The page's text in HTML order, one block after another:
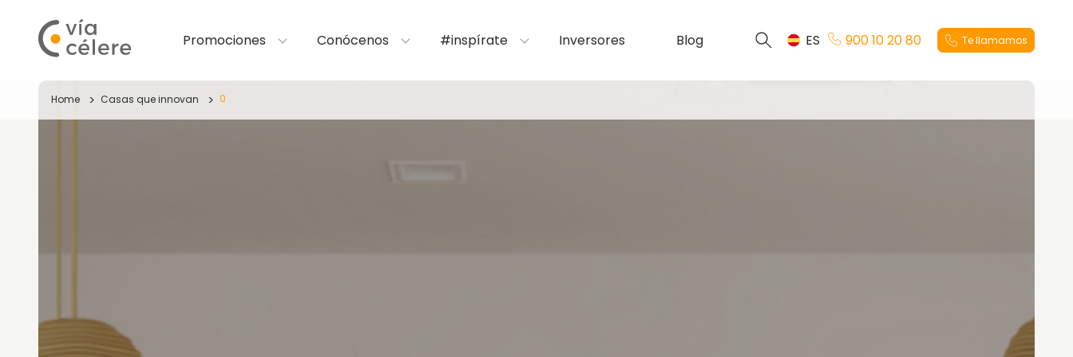
Promociones Conócenos #inspírate Inversores Blog ES 900 10 20 80 Te llamamos
Home Casas que innovan 0